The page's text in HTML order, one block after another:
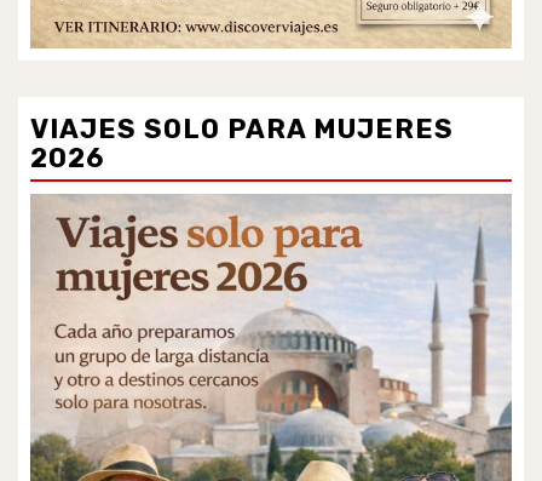
VIAJES SOLO PARA MUJERES
2026